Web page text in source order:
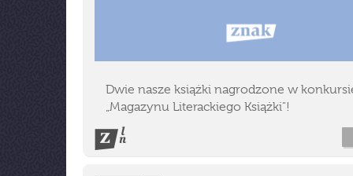
Dwie nasze książki nagrodzone w
„Magazynu Literackiego Książki"!